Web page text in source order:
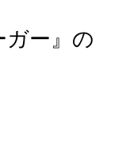
ー』の